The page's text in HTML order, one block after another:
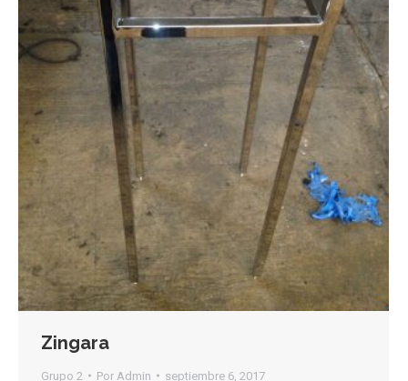
Zingara
Grupo 2 Por Admin septiembre 6, 2017